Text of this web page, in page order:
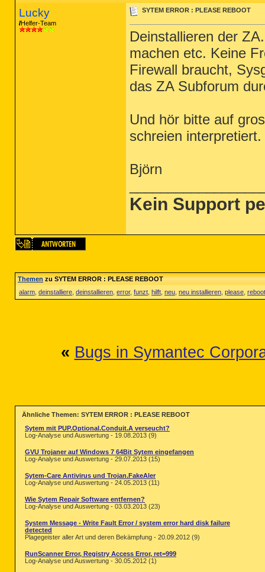
Lucky
Helfer-Team
SYTEM ERROR : PLEASE REBOOT
Deinstallieren der
machen etc. Keine
Firewall braucht,
das ZA Subforum
Und hör bitte auf
schreien
Björn
Kein Support
Themenzu SYTEM ERROR : PLEASE REBOOT
alarm deinstalliere deinstallieren error, funzt hilft neu neu installieren please reboot
« Bugs in Symantec
Ähnliche Themen: SYTEM ERROR : PLEASE REBOOT
Sytem mit PUP.Optional.Conduit.A verseucht?
Log-Analyse und Auswertung - 19.08.2013 (9)
GVU Trojaner auf Windows 7 64Bit Sytem eingefangen
Log-Analyse und Auswertung - 29.07.2013 (15)
Sytem-Care Antivirus und Trojan.FakeAler
Log-Analyse und Auswertung - 24.05.2013 (11)
Wie Sytem Repair Software entfernen?
Log-Analyse und Auswertung - 03.03.2013 (23)
System Message - Write Fault Error / system error hard disk failure
detected
Plagegeister aller Art und deren Bekämpfung - 20.09.2012 (9)
RunScanner Error, Registry Access Error, ret=999
Log-Analyse und Auswertung - 30.05.2012 (1)